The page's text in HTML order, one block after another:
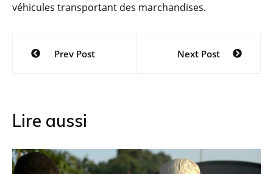
véhicules transportant des marchandises.
Navigation
Prev Post Next Post
Lire aussi